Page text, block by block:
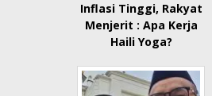
Inflasi Tinggi, Rakyat
Menjerit : Apa Kerja
Haili Yoga?